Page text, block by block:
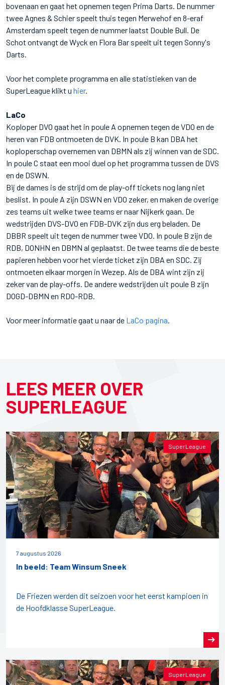
bovenaan en gaat het opnemen tegen Prima Darts. De nummer
twee Agnes & Schier speelt thuis tegen Merwehof en 8-eraf
Amsterdam speelt tegen de nummer laatst Double Bull. De
Schot ontvangt de Wyck en Flora Bar speelt uit tegen Sonny's
Darts.
Voor het complete programma en alle statistieken van de
SuperLeague klikt u hier.
LaCo
Koploper DVO gaat het in poule A opnemen tegen de VDO en de
heren van FDB ontmoeten de DVK. In poule B kan DBA het
koploperschap overnemen van DBMN als zij winnen van de SDC.
In poule C staat een mooi duel op het programma tussen de DVS
en de DSWN.
Bij de dames is de strijd om de play-off tickets nog lang niet
beslist. In poule A zijn DSWN en VDO zeker, en maken de overige
zes teams uit welke twee teams er naar Nijkerk gaan. De
wedstrijden DVS-DVO en FDB-DVK zijn dus erg beladen. De
DBBR speelt uit tegen de nummer twee VDO. In poule B zijn de
RDB, DONHN en DBMN al geplaatst. De twee teams die de beste
papieren hebben voor het vierde ticket zijn DBA en SDC. Zij
ontmoeten elkaar morgen in Wezep. Als de DBA wint zijn zij
zeker van de play-offs. De andere wedstrijden uit poule B zijn
DOGD-DBMN en RDO-RDB.
Voor meer informatie gaat u naar de LaCo pagina
LEES MEER OVER
SUPERLEAGUE
SuperLeague
7 augustus 2026
In beeld: Team Winsum Sneek
De Friezen werden dit seizoen voor het eerst kampioen in
de Hoofdklasse SuperLeague.
SuperLeague